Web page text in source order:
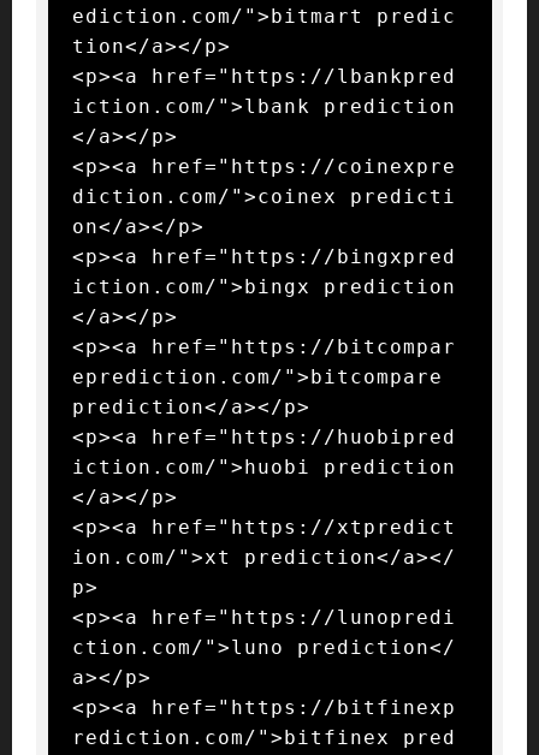
ediction.com/">bitmart predic
tion</a></p>
<p><a href="https://lbankpred
iction.com/">lbank prediction
</a></p>
<p><a href="https://coinexpre
diction.com/">coinex predicti
on</a></p>
<p><a href="https://bingxpred
iction.com/">bingx prediction
</a></p>
<p><a href="https://bitcompar
eprediction.com/">bitcompare
prediction</a></p>
<p><a href="https://huobipred
iction.com/">huobi prediction
</a></p>
<p><a href="https://xtpredict
ion.com/">xt prediction</a></
p>
<p><a href="https://lunopredi
ction.com/">luno prediction</
a></p>
<p><a href="https://bitfinexp
rediction.com/">bitfinex pred